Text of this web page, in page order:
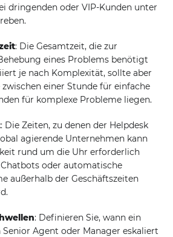
dringenden oder VIP-Kunden unter
: Die Gesamtzeit, die zur
eines Problems benötigt
je nach Komplexität, sollte aber
einer Stunde für einfache
für komplexe Probleme liegen.
: Die Zeiten, zu denen der Helpdesk
agierende Unternehmen kann
rund um die Uhr erforderlich
oder automatische
außerhalb der Geschäftszeiten
: Definieren Sie, wann ein
Senior Agent oder Manager eskaliert